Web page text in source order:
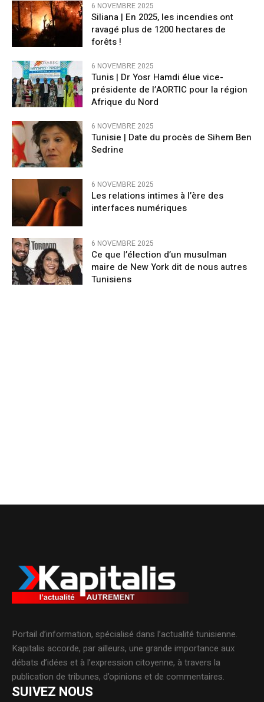
6 NOVEMBRE 2025
Siliana | En 2025, les incendies ont
ravagé plus de 1200 hectares de
forêts !
6 NOVEMBRE 2025
Tunis | Dr Yosr Hamdi élue vice-
présidente de l’AORTIC pour la région
Afrique du Nord
6 NOVEMBRE 2025
Tunisie | Date du procès de Sihem Ben
Sedrine
6 NOVEMBRE 2025
Les relations intimes à l’ère des
interfaces numériques
6 NOVEMBRE 2025
Ce que l’élection d’un musulman
maire de New York dit de nous autres
Tunisiens
Portail d’information, spécialisé dans l’actualité tunisienne.
Kapitalis accorde, par ailleurs, une grande importance aux
débats d’idées et à l’expression citoyenne, à travers la
publication de tribunes, d’opinions et de commentaires.
SUIVEZ NOUS